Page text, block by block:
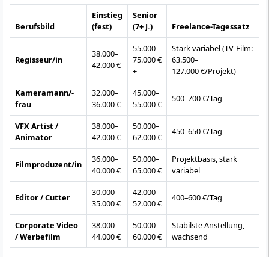
Berufsbild
Einstieg
(fest)
Senior
(7+ J.)
Freelance-Tagessatz
Regisseur/in
38.000–
42.000 €
55.000–
75.000 €
+
Stark variabel (TV-Film:
63.500–
127.000 €/Projekt)
Kameramann/-
frau
32.000–
36.000 €
45.000–
55.000 €
500–700 €/Tag
VFX Artist /
Animator
38.000–
42.000 €
50.000–
62.000 €
450–650 €/Tag
Filmproduzent/in
36.000–
40.000 €
50.000–
65.000 €
Projektbasis, stark
variabel
Editor / Cutter
30.000–
35.000 €
42.000–
52.000 €
400–600 €/Tag
Corporate Video
/ Werbefilm
38.000–
44.000 €
50.000–
60.000 €
Stabilste Anstellung,
wachsend